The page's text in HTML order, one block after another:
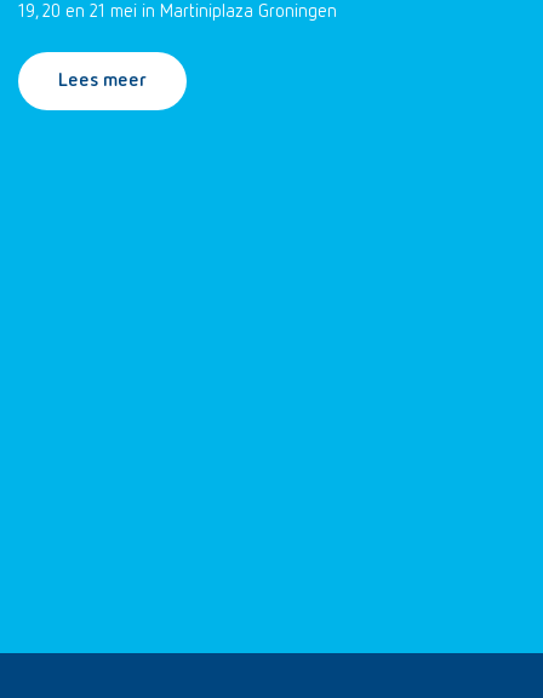
19, 20 en 21 mei in Martiniplaza Groningen
Lees meer